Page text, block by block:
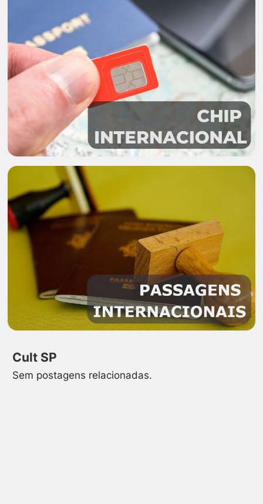
Cult SP
Sem postagens relacionadas.